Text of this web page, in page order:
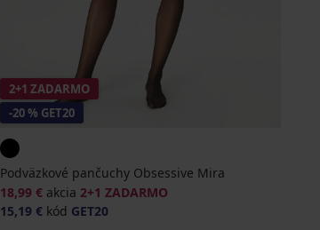
2+1 ZADARMO
-20 % GET20
Podväzkové pančuchy Obsessive Mira
18,99 € akcia 2+1 ZADARMO
15,19 €kód GET20